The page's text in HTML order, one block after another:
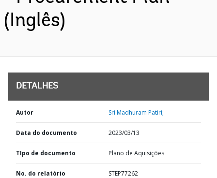
(Inglês)
DETALHES
Autor Sri Madhuram Patiri;
Data do documento 2023/03/13
TIpo de documento Plano de Aquisições
No. do relatório STEP77262